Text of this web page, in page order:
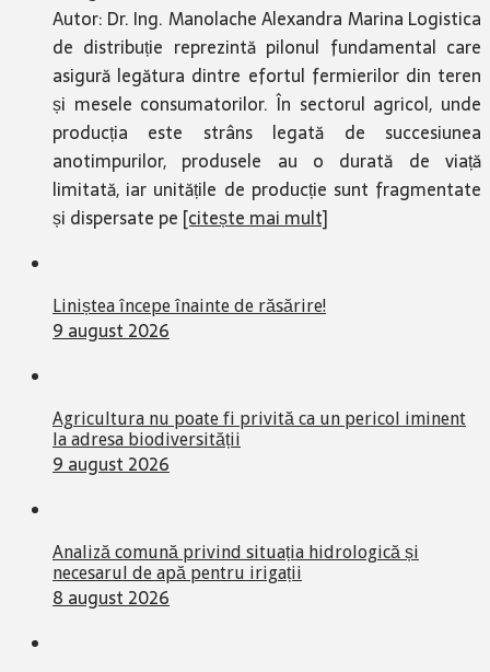
Autor: Dr. Ing. Manolache Alexandra Marina Logistica
de distribuție reprezintă pilonul fundamental care
asigură legătura dintre efortul fermierilor din teren
și mesele consumatorilor. În sectorul agricol, unde
producția este strâns legată de succesiunea
anotimpurilor, produsele au o durată de viață
limitată, iar unitățile de producție sunt fragmentate
și dispersate pe [citește mai mult]
Liniștea începe înainte de răsărire!
9 august 2026
Agricultura nu poate fi privită ca un pericol iminent
la adresa biodiversității
9 august 2026
Analiză comună privind situația hidrologică și
necesarul de apă pentru irigații
8 august 2026